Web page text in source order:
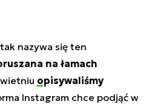
nazywa się ten
na łamach
opisywaliśmy
Instagram chce podjąć w